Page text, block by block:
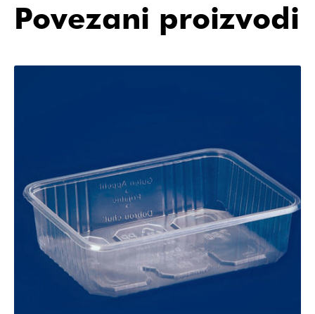
Povezani proizvodi